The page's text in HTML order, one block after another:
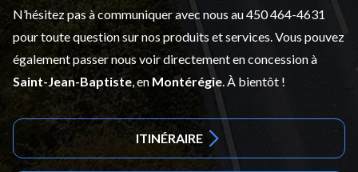
N’hésitez pas à communiquer avec nous au450 464-4631
pour toute question sur nos produits et services. Vous pouvez
également passer nous voir directement en concession à
Saint-Jean-Baptiste , en Montérégie . À bientôt !
ITINÉRAIRE